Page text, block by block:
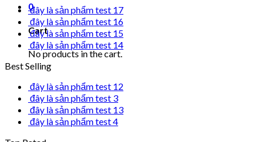
0
Cart
No products in the cart.
đây là sản phẩm test 17
đây là sản phẩm test 16
đây là sản phẩm test 15
đây là sản phẩm test 14
Best Selling
đây là sản phẩm test 12
đây là sản phẩm test 3
đây là sản phẩm test 13
đây là sản phẩm test 4